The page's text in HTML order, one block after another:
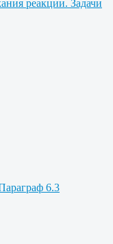
реакции. Задачи
6.3